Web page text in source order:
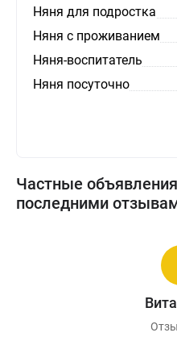
Няня для подростка
Няня с проживанием
Няня-воспитатель
Няня посуточно
Частные
последними